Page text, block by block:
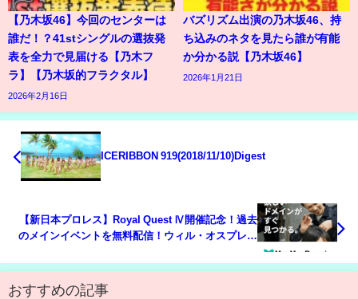
【乃木坂46】今回のセンターは
誰だ！？41stシングルの選抜発
表を全力で見届ける【乃木フ
ラ】【乃木坂的フラクタル】
2026年2月16日
バズリズム出演の乃木坂46、持
ち込みのネタを見たら誰が有能
か分かる説【乃木坂46】
2026年1月21日
ICERIBBON 919(2018/11/10)Digest
【新日本プロレス】Royal Quest Ⅳ開催記念！過去
のメインイベントを無料配信！ウィル・オスプレイ
おすすめの記事